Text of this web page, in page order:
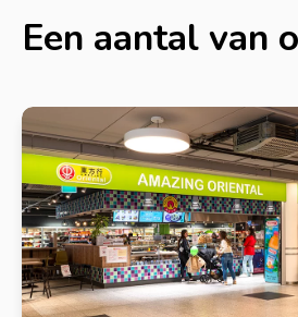
Een aantal van